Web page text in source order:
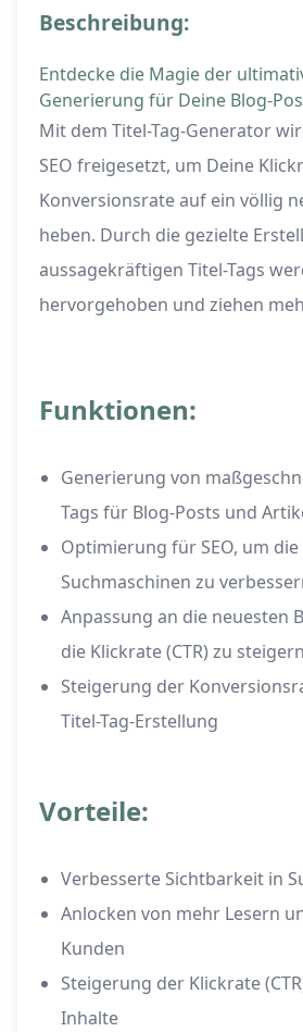
Beschreibung:
Entdecke die Magie der
Generierung für Deine Blog-
Mit dem Titel-Tag-Generator
SEO freigesetzt, um Deine
Konversionsrate auf ein völlig
heben. Durch die gezielte
aussagekräftigen Titel-Tags
hervorgehoben und ziehen
Funktionen:
Generierung von
Tags für Blog-Posts und
Optimierung für SEO, um
Suchmaschinen zu
Anpassung an die neuesten
die Klickrate (CTR) zu steigern
Steigerung der
Titel-Tag-Erstellung
Vorteile:
Verbesserte Sichtbarkeit in
Anlocken von mehr Lesern
Kunden
Steigerung der Klickrate
Inhalte